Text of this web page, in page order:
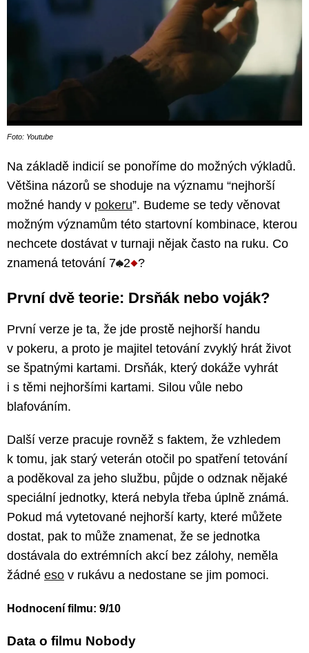
Foto: Youtube
Na základě indicií se ponoříme do možných výkladů.
Většina názorů se shoduje na významu “nejhorší
možné handy v pokeru”. Budeme se tedy věnovat
možným významům této startovní kombinace, kterou
nechcete dostávat v turnaji nějak často na ruku. Co
znamená tetování 7 2 ?
První dvě teorie: Drsňák nebo voják?
První verze je ta, že jde prostě nejhorší handu
v pokeru, a proto je majitel tetování zvyklý hrát život
se špatnými kartami. Drsňák, který dokáže vyhrát
i s těmi nejhoršími kartami. Silou vůle nebo
blafováním.
Další verze pracuje rovněž s faktem, že vzhledem
k tomu, jak starý veterán otočil po spatření tetování
a poděkoval za jeho službu, půjde o odznak nějaké
speciální jednotky, která nebyla třeba úplně známá.
Pokud má vytetované nejhorší karty, které můžete
dostat, pak to může znamenat, že se jednotka
dostávala do extrémních akcí bez zálohy, neměla
žádné eso v rukávu a nedostane se jim pomoci.
Hodnocení filmu: 9/10
Data o filmu Nobody